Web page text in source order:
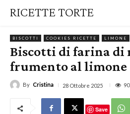
RICETTE TORTE
BISCOTTI COOKIES RICETTE LIMONE
Biscotti di farina di
frumento al limone
By Cristina 28 Ottobre 2025 90
Save